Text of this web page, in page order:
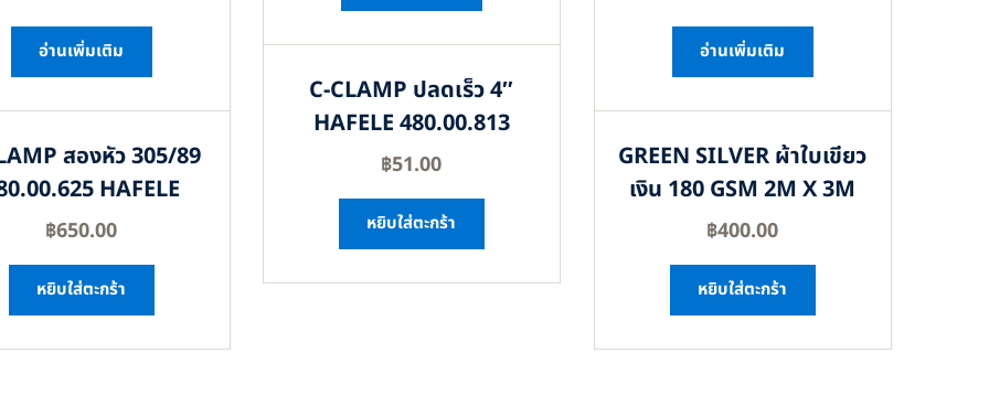
C-CLAMP ปลดเร็ว 4″
HAFELE 480.00.813
฿51.00
หยิบใส่ตะกร้า
อ่านเพิ่มเติม
สองหัว 305/89
HAFELE
฿650.00
หยิบใส่ตะกร้า
อ่านเพิ่มเติม
GREEN SILVER ผ้าใบเขียว
เงิน 180 GSM 2M X 3M
฿400.00
หยิบใส่ตะกร้า